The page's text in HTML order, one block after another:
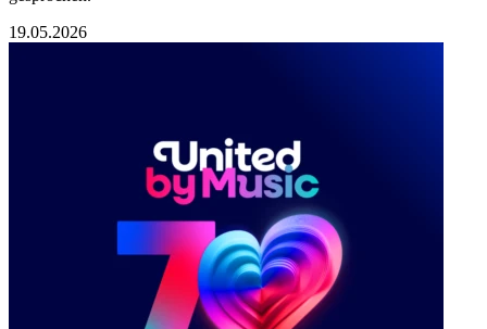
19.05.2026